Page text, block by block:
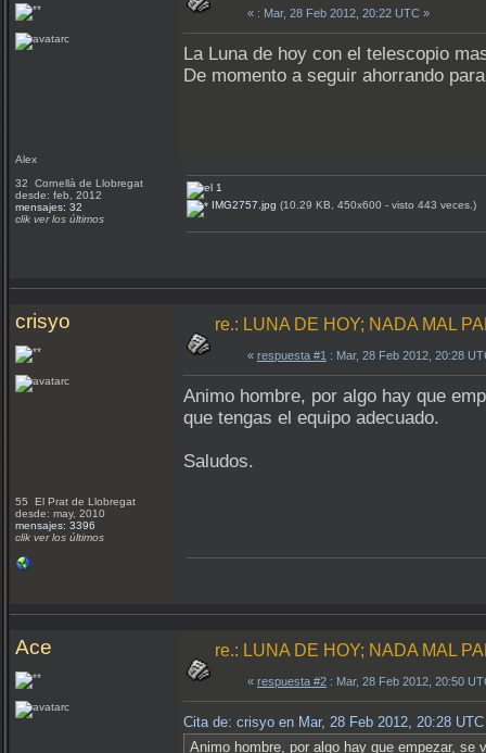
Alex
32 Cornellà de Llobregat
desde: feb, 2012
mensajes: 32
clik ver los últimos
« : Mar, 28 Feb 2012, 20:22 UTC »
La Luna de hoy con el telescopio
De momento a seguir ahorrando
IMG2757.jpg (10.29 KB, 450x600 - visto 443 veces.)
crisyo
55 El Prat de Llobregat
desde: may, 2010
mensajes: 3396
clik ver los últimos
re.: LUNA DE HOY; NADA MAL
« respuesta #1 : Mar, 28 Feb 2012, 20:28
Animo hombre, por algo hay que
que tengas el equipo adecuado.
Saludos.
Ace re.: LUNA DE HOY; NADA MAL
« respuesta #2 : Mar, 28 Feb 2012, 20:50
Cita de: crisyo en Mar, 28 Feb 2012, 20:28 UTC
Animo hombre, por algo hay que empezar, se